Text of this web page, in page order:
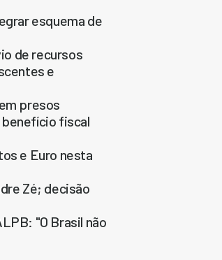
esquema de
de recursos
e
presos
benefício fiscal
e Euro nesta
Zé; decisão
"O Brasil não